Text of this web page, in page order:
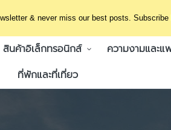
& never miss our best posts. Subscribe
สินค้าอิเล็กทรอนิกส์ ความงามและแ
ที่พักและที่เที่ยว